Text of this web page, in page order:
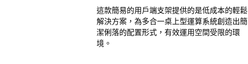
這款簡易的用戶端支架提供的是低成本的輕鬆
解決方案，為多合一桌上型運算系統創造出簡
潔俐落的配置形式，有效運用空間受限的環
境。